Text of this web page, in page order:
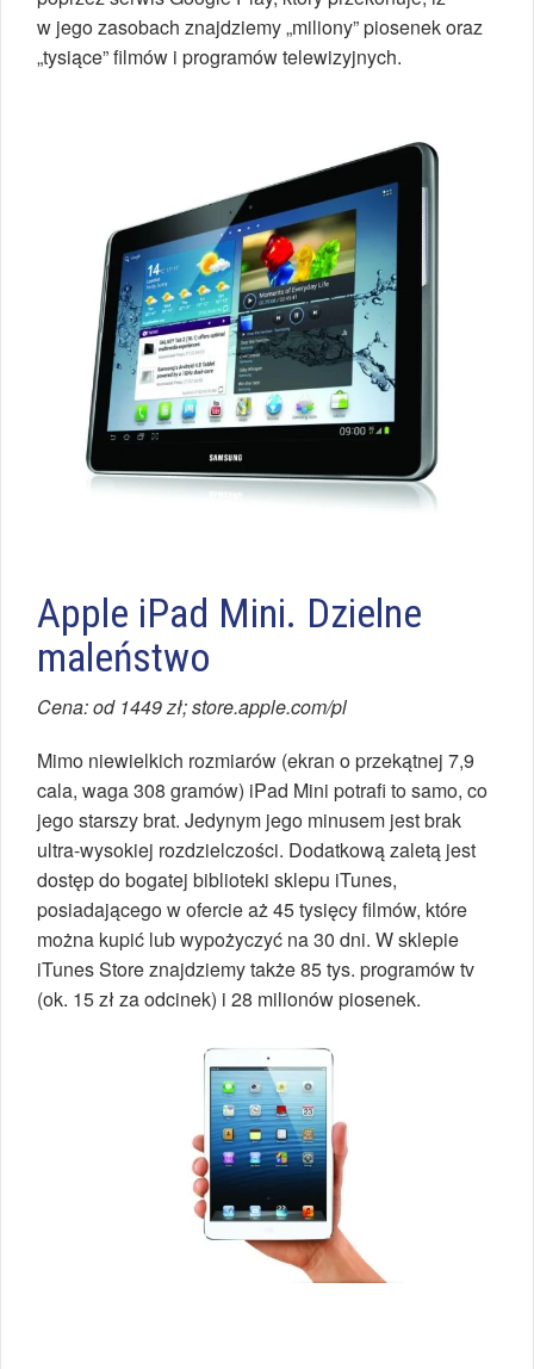
w jego zasobach znajdziemy „miliony” piosenek oraz
„tysiące” filmów i programów telewizyjnych.
Apple iPad Mini. Dzielne
maleństwo
Cena: od 1449 zł; store.apple.com/pl
Mimo niewielkich rozmiarów (ekran o przekątnej 7,9
cala, waga 308 gramów) iPad Mini potrafi to samo, co
jego starszy brat. Jedynym jego minusem jest brak
ultra-wysokiej rozdzielczości. Dodatkową zaletą jest
dostęp do bogatej biblioteki sklepu iTunes,
posiadającego w ofercie aż 45 tysięcy filmów, które
można kupić lub wypożyczyć na 30 dni. W sklepie
iTunes Store znajdziemy także 85 tys. programów tv
(ok. 15 zł za odcinek) i 28 milionów piosenek.